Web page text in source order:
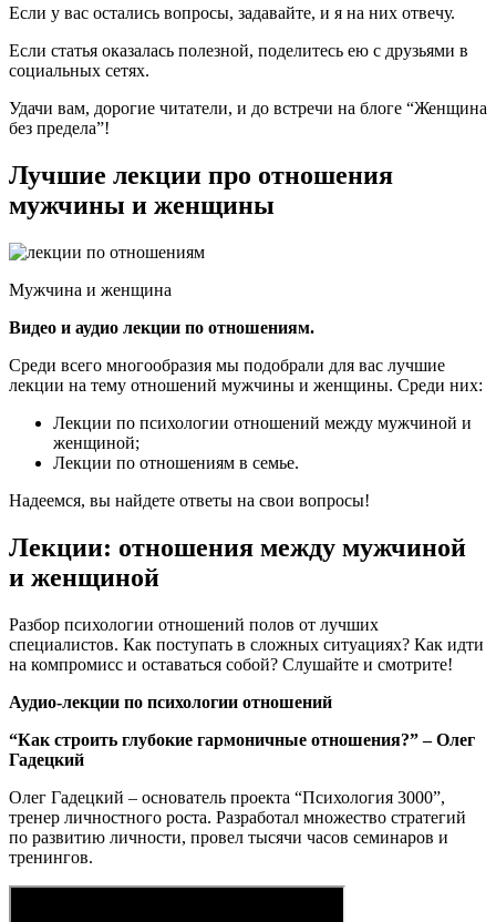
Если у вас остались вопросы, задавайте, и я на них отвечу.
Если статья оказалась полезной, поделитесь ею с друзьями в
социальных сетях.
Удачи вам, дорогие читатели, и до встречи на блоге “Женщина
без предела”!
Лучшие лекции про отношения
мужчины и женщины
Мужчина и женщина
Видео и аудио лекции по отношениям.
Среди всего многообразия мы подобрали для вас лучшие
лекции на тему отношений мужчины и женщины. Среди них:
Лекции по психологии отношений между мужчиной и
женщиной;
Лекции по отношениям в семье.
Надеемся, вы найдете ответы на свои вопросы!
Лекции: отношения между мужчиной
и женщиной
Разбор психологии отношений полов от лучших
специалистов. Как поступать в сложных ситуациях? Как идти
на компромисс и оставаться собой? Слушайте и смотрите!
Аудио-лекции по психологии отношений
“Как строить глубокие гармоничные отношения?” – Олег
Гадецкий
Олег Гадецкий – основатель проекта “Психология 3000”,
тренер личностного роста. Разработал множество стратегий
по развитию личности, провел тысячи часов семинаров и
тренингов.